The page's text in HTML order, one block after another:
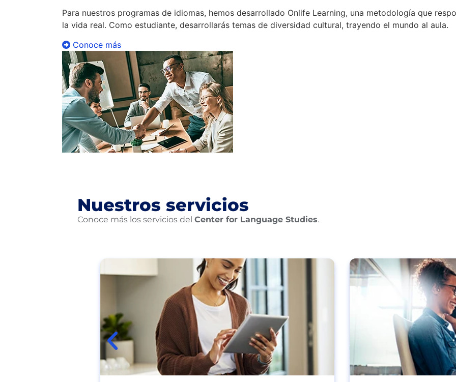
Metodología Onlife Learning
la vida real. Como estudiante, desarrollarás temas de diversidad cultural, trayendo el mundo al aula.
Conoce más
Nuestros servicios